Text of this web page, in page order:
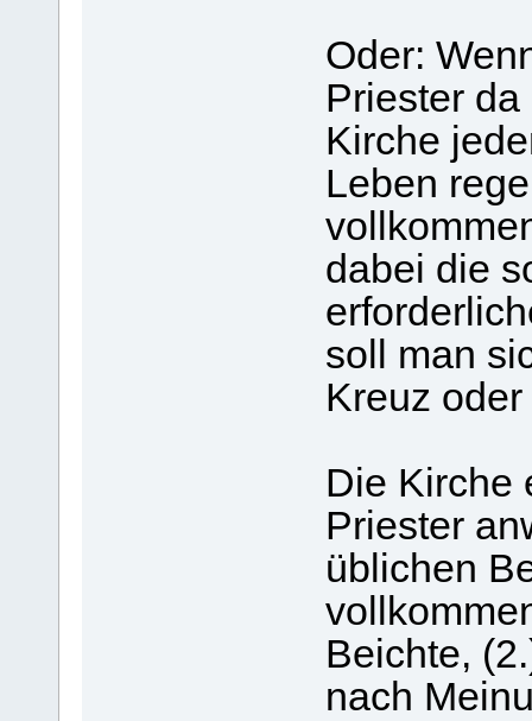
Oder:
Priester
Kirche
Leben
dabei die
soll man
Kreuz
Die Kirche
Priester
üblichen
Beichte,
nach